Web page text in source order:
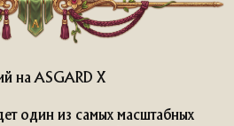
на ASGARD X
один из самых масштабных